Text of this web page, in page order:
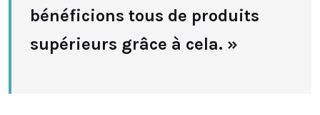
bénéficions tous de produits
supérieurs grâce à cela. »